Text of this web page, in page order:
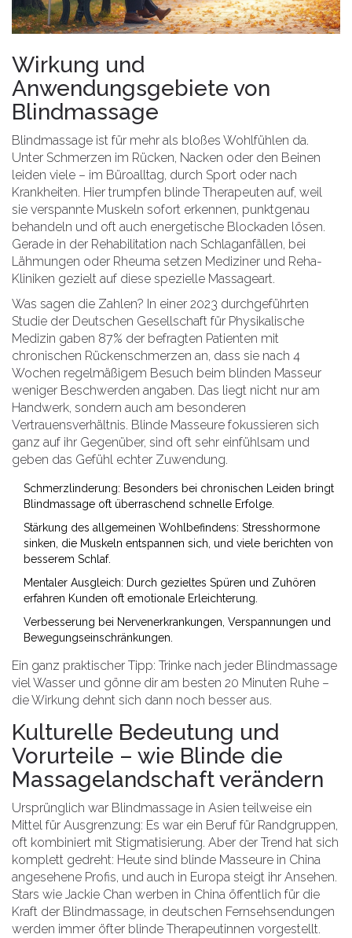
Wirkung und
Anwendungsgebiete von
Blindmassage
Blindmassage ist für mehr als bloßes Wohlfühlen da.
Unter Schmerzen im Rücken, Nacken oder den Beinen
leiden viele – im Büroalltag, durch Sport oder nach
Krankheiten. Hier trumpfen blinde Therapeuten auf, weil
sie verspannte Muskeln sofort erkennen, punktgenau
behandeln und oft auch energetische Blockaden lösen.
Gerade in der Rehabilitation nach Schlaganfällen, bei
Lähmungen oder Rheuma setzen Mediziner und Reha-
Kliniken gezielt auf diese spezielle Massageart.
Was sagen die Zahlen? In einer 2023 durchgeführten
Studie der Deutschen Gesellschaft für Physikalische
Medizin gaben 87% der befragten Patienten mit
chronischen Rückenschmerzen an, dass sie nach 4
Wochen regelmäßigem Besuch beim blinden Masseur
weniger Beschwerden angaben. Das liegt nicht nur am
Handwerk, sondern auch am besonderen
Vertrauensverhältnis. Blinde Masseure fokussieren sich
ganz auf ihr Gegenüber, sind oft sehr einfühlsam und
geben das Gefühl echter Zuwendung.
Schmerzlinderung: Besonders bei chronischen Leiden bringt
Blindmassage oft überraschend schnelle Erfolge.
Stärkung des allgemeinen Wohlbefindens: Stresshormone
sinken, die Muskeln entspannen sich, und viele berichten von
besserem Schlaf.
Mentaler Ausgleich: Durch gezieltes Spüren und Zuhören
erfahren Kunden oft emotionale Erleichterung.
Verbesserung bei Nervenerkrankungen, Verspannungen und
Bewegungseinschränkungen.
Ein ganz praktischer Tipp: Trinke nach jeder Blindmassage
viel Wasser und gönne dir am besten 20 Minuten Ruhe –
die Wirkung dehnt sich dann noch besser aus.
Kulturelle Bedeutung und
Vorurteile – wie Blinde die
Massagelandschaft verändern
Ursprünglich war Blindmassage in Asien teilweise ein
Mittel für Ausgrenzung: Es war ein Beruf für Randgruppen,
oft kombiniert mit Stigmatisierung. Aber der Trend hat sich
komplett gedreht: Heute sind blinde Masseure in China
angesehene Profis, und auch in Europa steigt ihr Ansehen.
Stars wie Jackie Chan werben in China öffentlich für die
Kraft der Blindmassage, in deutschen Fernsehsendungen
werden immer öfter blinde Therapeutinnen vorgestellt.